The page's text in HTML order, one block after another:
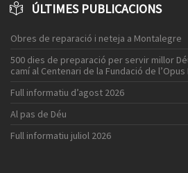
ÚLTIMES PUBLICACIONS
Obres de reparació i neteja a Montalegre
500 dies de preparació per servir millor
camí al Centenari de la Fundació de l’Opus
Full informatiu d’agost 2026
Al pas de Déu
Full informatiu juliol 2026